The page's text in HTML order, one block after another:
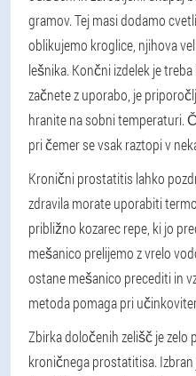
gramov. Tej masi dodamo
oblikujemo kroglice, njihova
lešnika. Končni izdelek je
začnete z uporabo, je
hranite na sobni temperaturi.
pri čemer se vsak raztopi v
Kronični prostatitis lahko
zdravila morate uporabiti
približno kozarec repe, ki jo
mešanico prelijemo z vrelo
ostane mešanico precediti in
metoda pomaga pri
Zbirka določenih zelišč je zelo
kroničnega prostatitisa. Izbran